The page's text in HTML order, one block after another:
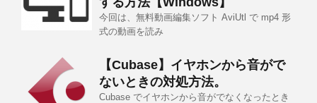
今回は、無料動画編集ソフト AviUtl で mp4 形
式の動画を読み
【Cubase】イヤホンから音がで
ないときの対処方法。
Cubase でイヤホンから音がでなくなったとき